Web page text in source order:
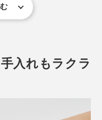
ャパンクオリティーの
する遠赤外線はより強
まま焼き上がります。
気トースターとさして
。入れもラクラ